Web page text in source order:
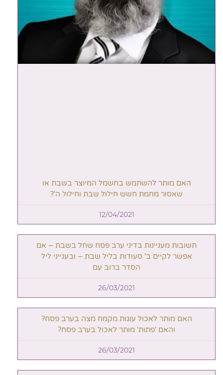
האם מותר להשתמש בחשמל המיוצר בשבת או
שאסור מחמת חשש חילול שבת וחילול ה'?
12/04/2021
תשובות מעניינות בדיני ערב פסח שחל בשבת – אם
אפשר לקיים ב' סעודות בליל שבת – ובענייני ליל
הסדר ברוב עם
26/03/2021
האם מותר לאכול עוגות מקמח מצה בערב פסח?
והאם 'פתות' מותר לאכול בערב פסח?
26/03/2021